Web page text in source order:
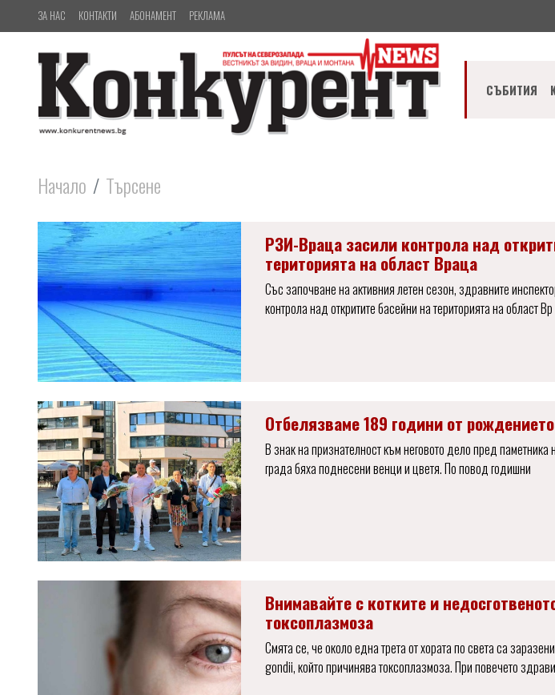
ЗА НАС КОНТАКТИ АБОНАМЕНТ РЕКЛАМА
СЪБИТИЯ
Начало Търсене
РЗИ-Враца засили контрола над
територията на област Враца
Със започване на активния летен сезон, здравните
контрола над откритите басейни на територията на област Вр
Отбелязваме 189 години от
В знак на признателност към неговото дело пред паметника
града бяха поднесени венци и цветя. По повод годишни
Внимавайте с котките и
токсоплазмоза
Смята се, че около една трета от хората по света са
gondii, който причинява токсоплазмоза. При повечето